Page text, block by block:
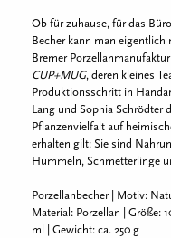
Ob für zuhause, für das
Becher kann man eigentlich
Bremer Porzellanmanufaktur
CUP+MUG, deren kleines
Produktionsschritt in
Lang und Sophia Schrödter
Pflanzenvielfalt auf
erhalten gilt: Sie sind
Hummeln, Schmetterlinge
Porzellanbecher | Motiv:
Material: Porzellan | Größe:
ml | Gewicht: ca. 250 g